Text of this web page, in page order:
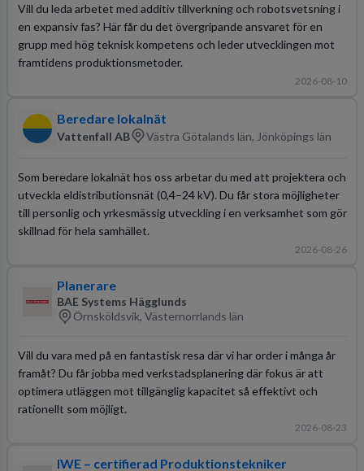
Vill du leda arbetet med additiv tillverkning och robotsvetsning i
en expansiv fas? Här får du det övergripande ansvaret för en
grupp med hög teknisk kompetens och leder utvecklingen mot
framtidens produktionsmetoder.
2026-08-10
Beredare lokalnät
Vattenfall AB Västra Götalands län, Jönköpings län
Som beredare lokalnät hos oss arbetar du med att projektera och
utveckla eldistributionsnät (0,4–24 kV). Du får stora möjligheter
till personlig och yrkesmässig utveckling i en verksamhet som gör
skillnad för hela samhället.
2026-08-26
Planerare
BAE Systems Hägglunds
Örnsköldsvik, Västernorrlands län
Vill du vara med på en fantastisk resa där vi har order i många år
framåt? Du får jobba med verkstadsplanering där fokus är att
optimera utläggen mot tillgänglig kapacitet så effektivt och
rationellt som möjligt.
2026-08-23
IWE – certifierad Produktionstekniker